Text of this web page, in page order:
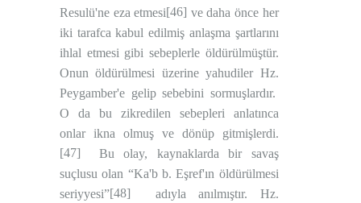
Resulü'ne eza etmesi[46] ve daha önce her
iki tarafca kabul edilmiş anlaşma şartlarını
ihlal etmesi gibi sebeplerle öldürülmüştür.
Onun öldürülmesi üzerine yahudiler Hz.
Peygamber'e gelip sebebini sormuşlardır.
O da bu zikredilen sebepleri anlatınca
onlar ikna olmuş ve dönüp gitmişlerdi.
[47]
Bu olay, kaynaklarda bir savaş
suçlusu olan “Ka'b b. Eşref'ın öldürülmesi
seriyyesi”[48]
adıyla anılmıştır. Hz.